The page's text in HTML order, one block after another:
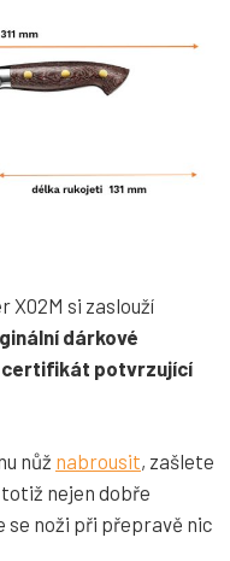
X02M si zaslouží
dárkové
certifikát potvrzující
nůž nabrousit, zašlete
nejen dobře
se noži při přepravě nic